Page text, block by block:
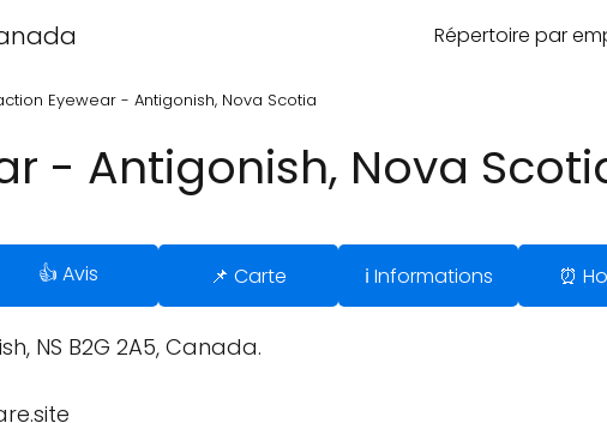
Répertoire par
Eyewear - Antigonish, Nova Scotia
- Antigonish, Nova
👍 Avis 📌 Carte ℹ️ Informations ⏰
NS B2G 2A5, Canada.